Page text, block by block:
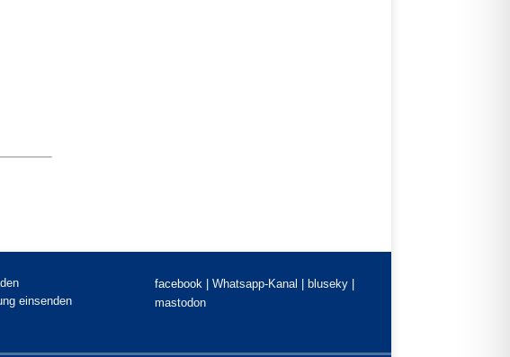
einsenden
facebook | Whatsapp-Kanal bluseky|
mastodon